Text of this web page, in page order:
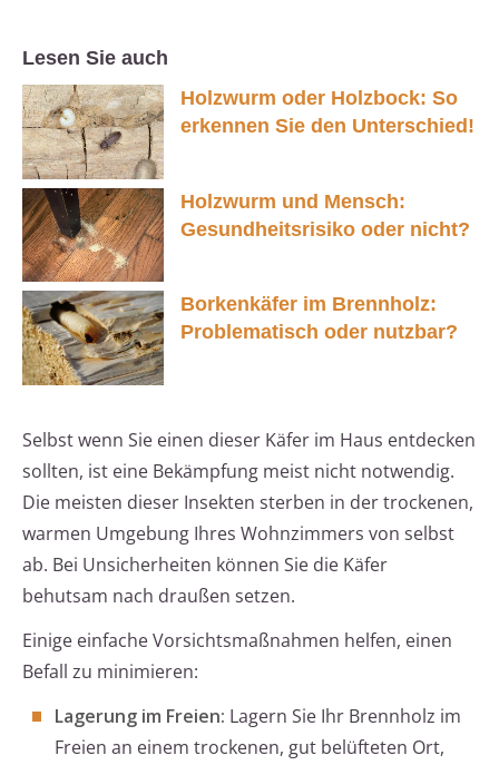
Lesen Sie auch
Holzwurm oder Holzbock: So
erkennen Sie den Unterschied!
Holzwurm und Mensch:
Gesundheitsrisiko oder nicht?
Borkenkäfer im Brennholz:
Problematisch oder nutzbar?
Selbst wenn Sie einen dieser Käfer im Haus entdecken
sollten, ist eine Bekämpfung meist nicht notwendig.
Die meisten dieser Insekten sterben in der trockenen,
warmen Umgebung Ihres Wohnzimmers von selbst
ab. Bei Unsicherheiten können Sie die Käfer
behutsam nach draußen setzen.
Einige einfache Vorsichtsmaßnahmen helfen, einen
Befall zu minimieren:
Lagerung im Freien: Lagern Sie Ihr Brennholz im
Freien an einem trockenen, gut belüfteten Ort,